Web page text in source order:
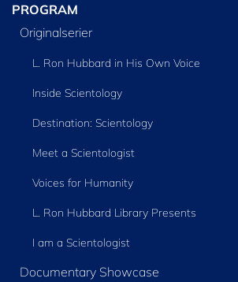
PROGRAM
Originalserier
L. Ron Hubbard in His Own Voice
Inside Scientology
Destination: Scientology
Meet a Scientologist
Voices for Humanity
L. Ron Hubbard Library Presents
I am a Scientologist
Documentary Showcase